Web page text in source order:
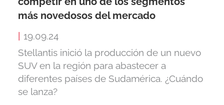
más novedosos del mercado
19.09.24
Stellantis inició la producción de un nuevo
SUV en la región para abastecer a
diferentes países de Sudamérica. ¿Cuándo
se lanza?